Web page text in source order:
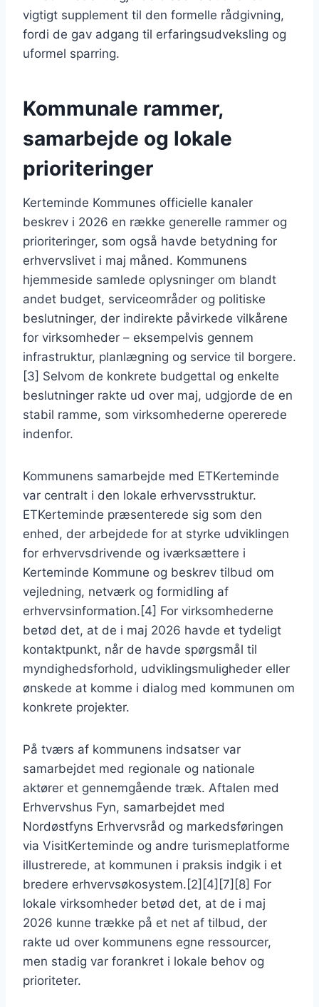
vigtigt supplement til den formelle rådgivning,
fordi de gav adgang til erfaringsudveksling og
uformel sparring.
Kommunale rammer,
samarbejde og lokale
prioriteringer
Kerteminde Kommunes officielle kanaler
beskrev i 2026 en række generelle rammer og
prioriteringer, som også havde betydning for
erhvervslivet i maj måned. Kommunens
hjemmeside samlede oplysninger om blandt
andet budget, serviceområder og politiske
beslutninger, der indirekte påvirkede vilkårene
for virksomheder – eksempelvis gennem
infrastruktur, planlægning og service til borgere.
[3] Selvom de konkrete budgettal og enkelte
beslutninger rakte ud over maj, udgjorde de en
stabil ramme, som virksomhederne opererede
indenfor.
Kommunens samarbejde med ETKerteminde
var centralt i den lokale erhvervsstruktur.
ETKerteminde præsenterede sig som den
enhed, der arbejdede for at styrke udviklingen
for erhvervsdrivende og iværksættere i
Kerteminde Kommune og beskrev tilbud om
vejledning, netværk og formidling af
erhvervsinformation.[4] For virksomhederne
betød det, at de i maj 2026 havde et tydeligt
kontaktpunkt, når de havde spørgsmål til
myndighedsforhold, udviklingsmuligheder eller
ønskede at komme i dialog med kommunen om
konkrete projekter.
På tværs af kommunens indsatser var
samarbejdet med regionale og nationale
aktører et gennemgående træk. Aftalen med
Erhvervshus Fyn, samarbejdet med
Nordøstfyns Erhvervsråd og markedsføringen
via VisitKerteminde og andre turismeplatforme
illustrerede, at kommunen i praksis indgik i et
bredere erhvervsøkosystem.[2][4][7][8] For
lokale virksomheder betød det, at de i maj
2026 kunne trække på et net af tilbud, der
rakte ud over kommunens egne ressourcer,
men stadig var forankret i lokale behov og
prioriteter.